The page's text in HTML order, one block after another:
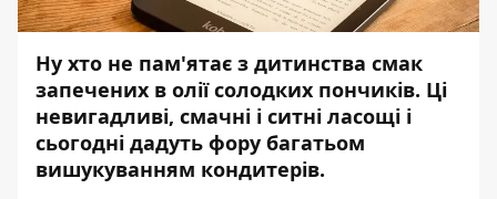
Ну хто не пам'ятає з дитинства смак
запечених в олії солодких пончиків. Ці
невигадливі, смачні і ситні ласощі і
сьогодні дадуть фору багатьом
вишукуванням кондитерів.